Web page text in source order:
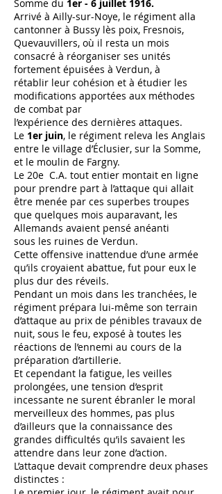
Somme du 1er - 6 juillet 1916.
Arrivé à Ailly-sur-Noye, le régiment alla
cantonner à Bussy lès poix, Fresnois,
Quevauvillers, où il resta un mois
consacré à réorganiser ses unités
fortement épuisées à Verdun, à
rétablir leur cohésion et à étudier les
modifications apportées aux méthodes
de combat par
l’expérience des dernières attaques.
Le 1er juin, le régiment releva les Anglais
entre le village d’Éclusier, sur la Somme,
et le moulin de Fargny.
Le 20e C.A. tout entier montait en ligne
pour prendre part à l’attaque qui allait
être menée par ces superbes troupes
que quelques mois auparavant, les
Allemands avaient pensé anéanti
sous les ruines de Verdun.
Cette offensive inattendue d’une armée
qu’ils croyaient abattue, fut pour eux le
plus dur des réveils.
Pendant un mois dans les tranchées, le
régiment prépara lui-même son terrain
d’attaque au prix de pénibles travaux de
nuit, sous le feu, exposé à toutes les
réactions de l’ennemi au cours de la
préparation d’artillerie.
Et cependant la fatigue, les veilles
prolongées, une tension d’esprit
incessante ne surent ébranler le moral
merveilleux des hommes, pas plus
d’ailleurs que la connaissance des
grandes difficultés qu’ils savaient les
attendre dans leur zone d’action.
L’attaque devait comprendre deux phases
distinctes :